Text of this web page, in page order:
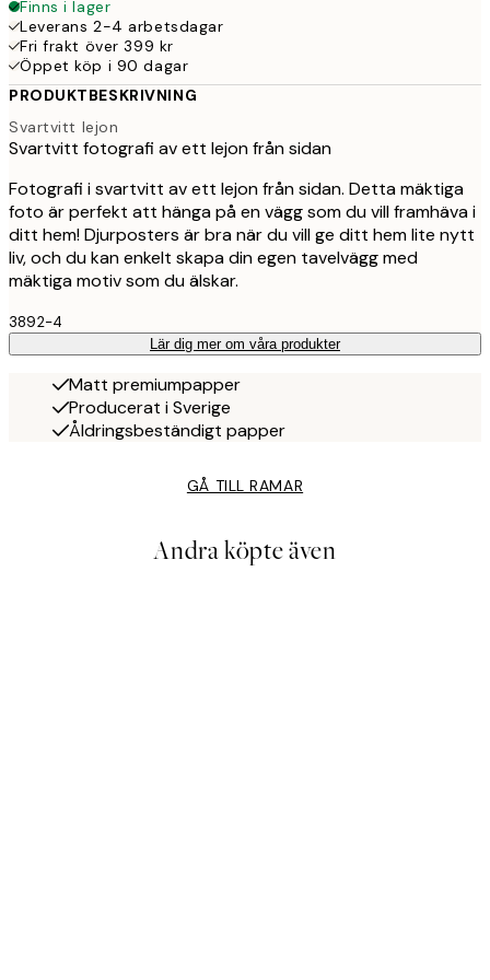
Finns i lager
Leverans 2-4 arbetsdagar
Fri frakt över 399 kr
Öppet köp i 90 dagar
PRODUKTBESKRIVNING
Svartvitt lejon
Svartvitt fotografi av ett lejon från sidan
Fotografi i svartvitt av ett lejon från sidan. Detta mäktiga
foto är perfekt att hänga på en vägg som du vill framhäva i
ditt hem! Djurposters är bra när du vill ge ditt hem lite nytt
liv, och du kan enkelt skapa din egen tavelvägg med
mäktiga motiv som du älskar.
3892-4
Lär dig mer om våra produkter
Matt premiumpapper
Producerat i Sverige
Åldringsbeständigt papper
GÅ TILL RAMAR
Andra köpte även